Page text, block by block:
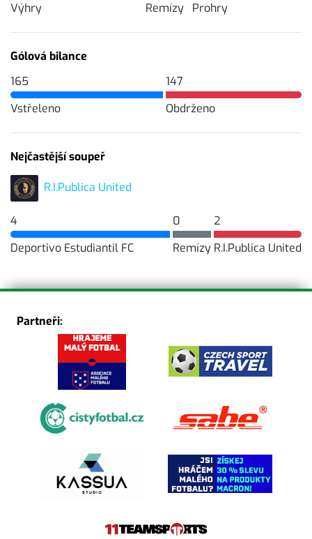
Výhry
Remízy
Prohry
Gólová bilance
165
Vstřeleno
147
Obdrženo
Nejčastější soupeř
R.I.Publica United
4
Deportivo Estudiantil FC
0
Remízy
2
R.I.Publica United
Partneři: